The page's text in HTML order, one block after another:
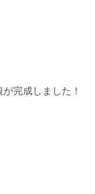
完成しました！